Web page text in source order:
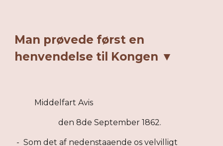
Man prøvede først en
henvendelse til Kongen ▼
Middelfart Avis
den 8de September 1862.
- Som det af nedenstaaende os velvilligt